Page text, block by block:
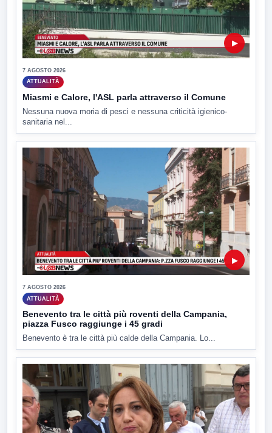
▶
7 AGOSTO 2026
ATTUALITÀ
Miasmi e Calore, l'ASL parla attraverso il Comune
Nessuna nuova moria di pesci e nessuna criticità igienico-
sanitaria nel...
▶
7 AGOSTO 2026
ATTUALITÀ
Benevento tra le città più roventi della Campania,
piazza Fusco raggiunge i 45 gradi
Benevento è tra le città più calde della Campania. Lo...